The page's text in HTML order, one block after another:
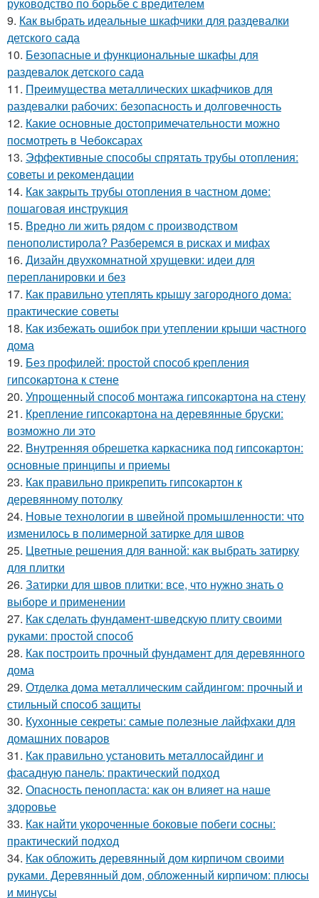
9. Как выбрать идеальные шкафчики для раздевалки
детского сада
10. Безопасные и функциональные шкафы для
раздевалок детского сада
11. Преимущества металлических шкафчиков для
раздевалки рабочих: безопасность и долговечность
12. Какие основные достопримечательности можно
посмотреть в Чебоксарах
13. Эффективные способы спрятать трубы отопления:
советы и рекомендации
14. Как закрыть трубы отопления в частном доме:
пошаговая инструкция
15. Вредно ли жить рядом с производством
пенополистирола? Разберемся в рисках и мифах
16. Дизайн двухкомнатной хрущевки: идеи для
перепланировки и без
17. Как правильно утеплять крышу загородного дома:
практические советы
18. Как избежать ошибок при утеплении крыши частного
дома
19. Без профилей: простой способ крепления
гипсокартона к стене
20. Упрощенный способ монтажа гипсокартона на стену
21. Крепление гипсокартона на деревянные бруски:
возможно ли это
22. Внутренняя обрешетка каркасника под гипсокартон:
основные принципы и приемы
23. Как правильно прикрепить гипсокартон к
деревянному потолку
24. Новые технологии в швейной промышленности: что
изменилось в полимерной затирке для швов
25. Цветные решения для ванной: как выбрать затирку
для плитки
26. Затирки для швов плитки: все, что нужно знать о
выборе и применении
27. Как сделать фундамент-шведскую плиту своими
руками: простой способ
28. Как построить прочный фундамент для деревянного
дома
29. Отделка дома металлическим сайдингом: прочный и
стильный способ защиты
30. Кухонные секреты: самые полезные лайфхаки для
домашних поваров
31. Как правильно установить металлосайдинг и
фасадную панель: практический подход
32. Опасность пенопласта: как он влияет на наше
здоровье
33. Как найти укороченные боковые побеги сосны:
практический подход
34. Как обложить деревянный дом кирпичом своими
руками. Деревянный дом, обложенный кирпичом: плюсы
и минусы